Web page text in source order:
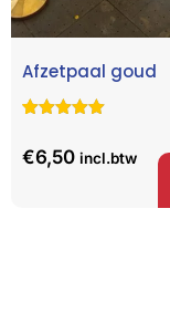
Afzetpaal goud
gebaseerd
€6,50 incl.btw